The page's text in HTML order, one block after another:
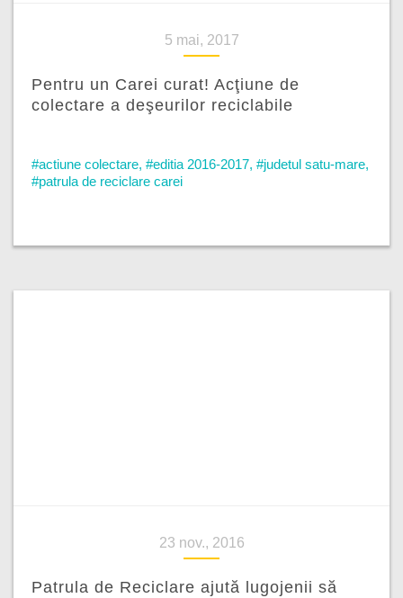
5 mai, 2017
Pentru un Carei curat! Acţiune de
colectare a deşeurilor reciclabile
#actiune colectare, #editia 2016-2017, #judetul satu-mare,
#patrula de reciclare carei
23 nov., 2016
Patrula de Reciclare ajută lugojenii să